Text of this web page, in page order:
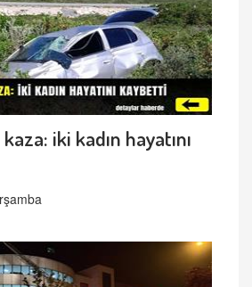
iki kadın hayatını